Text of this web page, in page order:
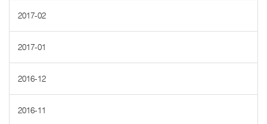
2017-02
2017-01
2016-12
2016-11